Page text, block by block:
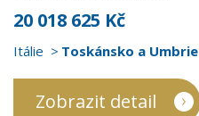
20 018 625 Kč
Itálie Toskánsko a Umbrie
Zobrazit detail